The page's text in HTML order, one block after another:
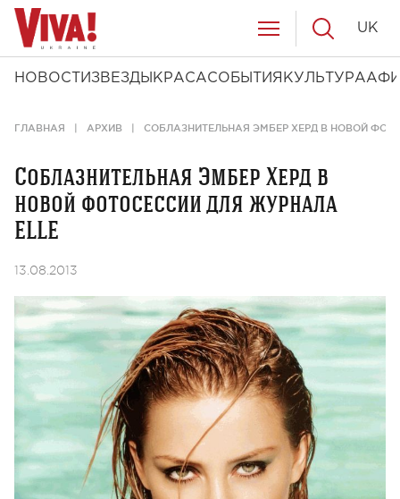
НОВОСТИ ЗВЕЗДЫ КРАСАСОБЫТИЯ КУЛЬТУРА
UK
ГЛАВНАЯ АРХИВ СОБЛАЗНИТЕЛЬНАЯ ЭМБЕР ХЕРД В НОВОЙ
Соблазнительная Эмбер Херд в
новой фотосессии для журнала
ELLE
13.08.2013